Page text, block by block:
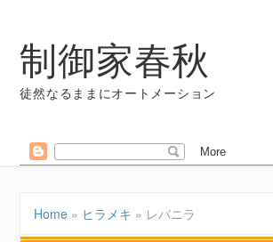
制御家春秋
徒然なるままにオートメーション
Home » ヒラメキ » レバニラ